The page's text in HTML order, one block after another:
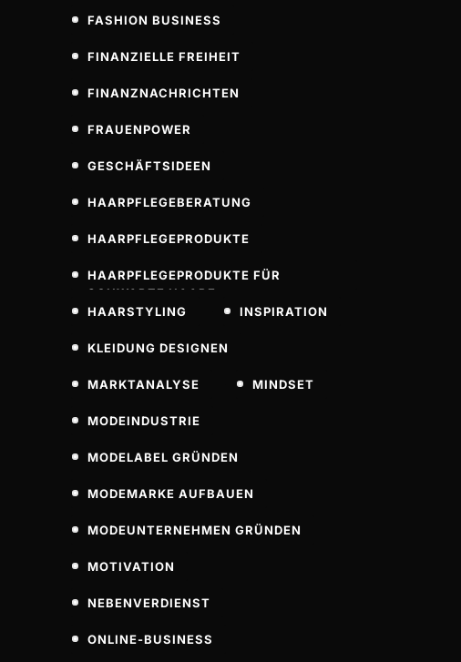
FASHION BUSINESS
FINANZIELLE FREIHEIT
FINANZNACHRICHTEN
FRAUENPOWER
GESCHÄFTSIDEEN
HAARPFLEGEBERATUNG
HAARPFLEGEPRODUKTE
HAARPFLEGEPRODUKTE FÜR
SCHWARZE HAARE
HAARSTYLING
INSPIRATION
KLEIDUNG DESIGNEN
MARKTANALYSE MINDSET
MODEINDUSTRIE
MODELABEL GRÜNDEN
MODEMARKE AUFBAUEN
MODEUNTERNEHMEN GRÜNDEN
MOTIVATION
NEBENVERDIENST
ONLINE-BUSINESS